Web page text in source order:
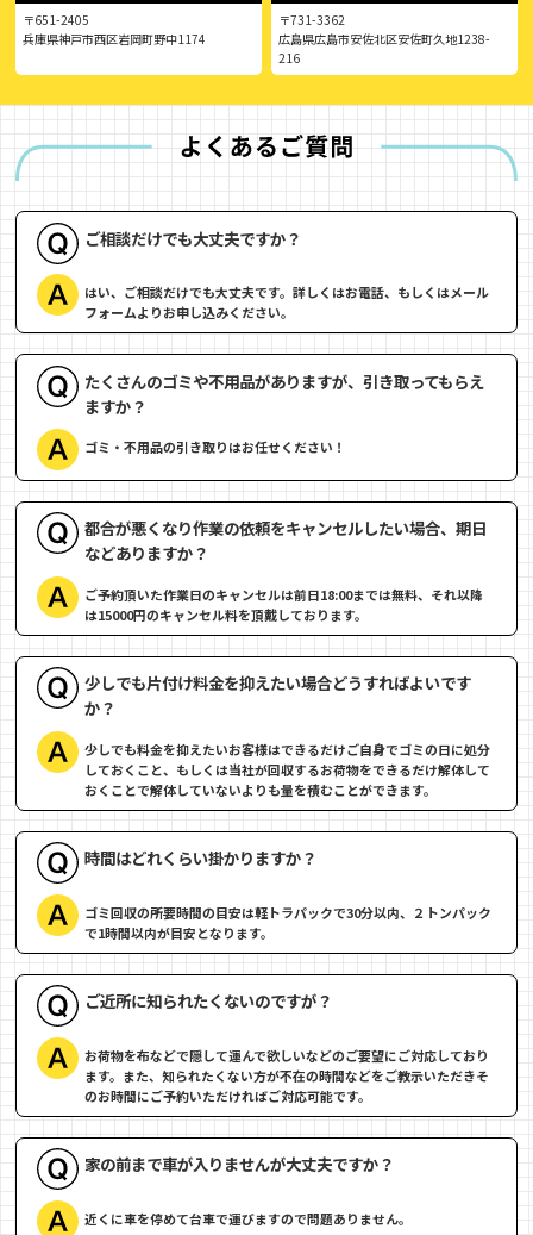
〒651-2405
兵庫県神戸市西区岩岡町野中1174
〒731-3362
広島県広島市安佐北区安佐町久地1238-
216
ご相談だけでも大丈夫ですか？
はい、ご相談だけでも大丈夫です。詳しくはお電話、もしくはメール
フォームよりお申し込みください。
たくさんのゴミや不用品がありますが、引き取ってもらえ
ますか？
ゴミ・不用品の引き取りはお任せください！
都合が悪くなり作業の依頼をキャンセルしたい場合、期日
などありますか？
ご予約頂いた作業日のキャンセルは前日18:00までは無料、それ以降
は15000円のキャンセル料を頂戴しております。
少しでも片付け料金を抑えたい場合どうすればよいです
か？
少しでも料金を抑えたいお客様はできるだけご自身でゴミの日に処分
しておくこと、もしくは当社が回収するお荷物をできるだけ解体して
おくことで解体していないよりも量を積むことができます。
時間はどれくらい掛かりますか？
ゴミ回収の所要時間の目安は軽トラパックで30分以内、２トンパック
で1時間以内が目安となります。
ご近所に知られたくないのですが？
お荷物を布などで隠して運んで欲しいなどのご要望にご対応しており
ます。また、知られたくない方が不在の時間などをご教示いただきそ
のお時間にご予約いただければご対応可能です。
家の前まで車が入りませんが大丈夫ですか？
近くに車を停めて台車で運びますので問題ありません。